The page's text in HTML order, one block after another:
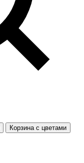
Корзина с цветами